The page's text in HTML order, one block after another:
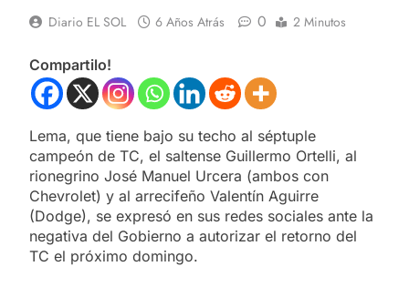
Diario EL SOL 6 Años Atrás 0 2 Minutos
Compartilo!
Lema, que tiene bajo su techo al séptuple
campeón de TC, el saltense Guillermo Ortelli, al
rionegrino José Manuel Urcera (ambos con
Chevrolet) y al arrecifeño Valentín Aguirre
(Dodge), se expresó en sus redes sociales ante la
negativa del Gobierno a autorizar el retorno del
TC el próximo domingo.